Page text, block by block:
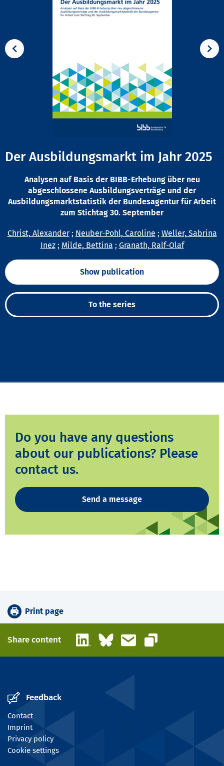
Der Ausbildungsmarkt im Jahr 2025
Analysen auf Basis der BIBB-Erhebung über neu
abgeschlossene Ausbildungsverträge und der
Ausbildungsmarktstatistik der Bundesagentur für Arbeit
zum Stichtag 30. September
Christ, Alexander; Neuber-Pohl, Caroline ; Weller, Sabrina
Inez; Milde, Bettina ; Granath, Ralf-Olaf
Show publication
To the series
Do you have any questions
about our publications? Please
contact us.
Send a message
Print page
Share content LinkedInBlueskyEmail
Copy link
Feedback
Contact
Imprint
Privacy policy
Cookie settings